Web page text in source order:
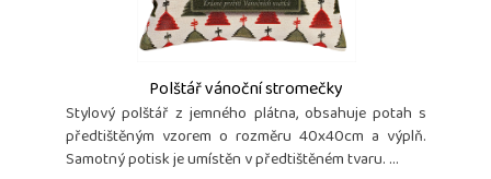
Polštář vánoční stromečky
Stylový polštář z jemného plátna, obsahuje potah s
předtištěným vzorem o rozměru 40x40cm a výplň.
Samotný potisk je umístěn v předtištěném tvaru. ...